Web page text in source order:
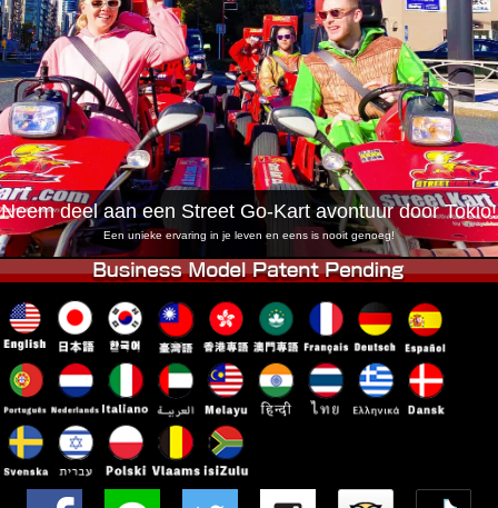
Tokyo Akihabara#2 Tokyo Shibuya
Tokyo Shibuya Annex Tokyo Bay
Tokyo Asakusa Osaka
Okinawa
Neem deel aan een Street Go-Kart avontuur door Tokio!
Een unieke ervaring in je leven en eens is nooit genoeg!